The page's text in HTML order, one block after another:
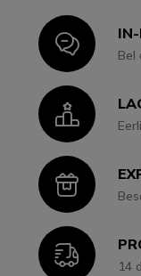
IconBel
Icon
Icon
Icon14